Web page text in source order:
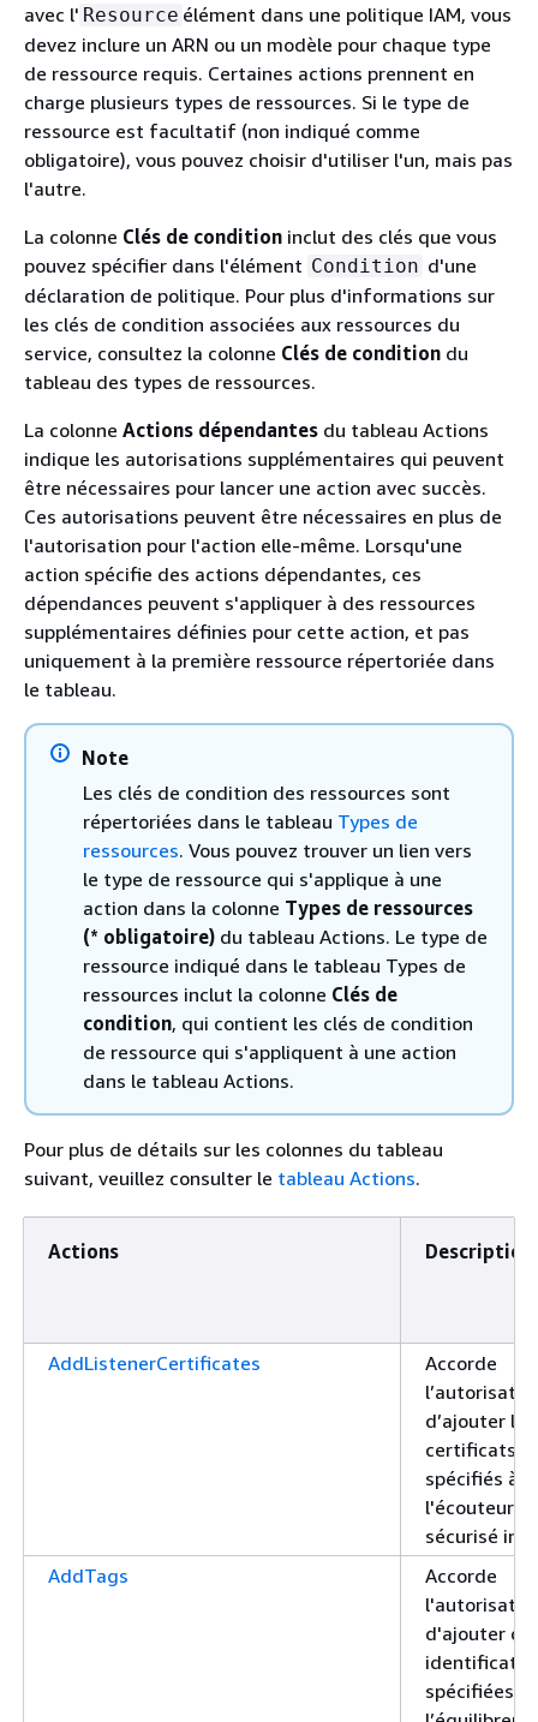
avec l' Resource élément dans une politique IAM, vous
devez inclure un ARN ou un modèle pour chaque type
de ressource requis. Certaines actions prennent en
charge plusieurs types de ressources. Si le type de
ressource est facultatif (non indiqué comme
obligatoire), vous pouvez choisir d'utiliser l'un, mais pas
l'autre.
La colonne Clés de condition inclut des clés que vous
pouvez spécifier dans l'élément Condition d'une
déclaration de politique. Pour plus d'informations sur
les clés de condition associées aux ressources du
service, consultez la colonne Clés de condition du
tableau des types de ressources.
La colonne Actions dépendantes du tableau Actions
indique les autorisations supplémentaires qui peuvent
être nécessaires pour lancer une action avec succès.
Ces autorisations peuvent être nécessaires en plus de
l'autorisation pour l'action elle-même. Lorsqu'une
action spécifie des actions dépendantes, ces
dépendances peuvent s'appliquer à des ressources
supplémentaires définies pour cette action, et pas
uniquement à la première ressource répertoriée dans
le tableau.
Note
Les clés de condition des ressources sont
répertoriées dans le tableau Types de
ressources. Vous pouvez trouver un lien vers
le type de ressource qui s'applique à une
action dans la colonne Types de ressources
(* obligatoire) du tableau Actions. Le type de
ressource indiqué dans le tableau Types de
ressources inclut la colonne Clés de
condition, qui contient les clés de condition
de ressource qui s'appliquent à une action
dans le tableau Actions.
Pour plus de détails sur les colonnes du tableau
suivant, veuillez consulter le tableau Actions.
Actions Description
AddListenerCertificates
Accorde
d’ajouter les
certificats
spécifiés à
l'écouteur
sécurisé
AddTags
Accorde
d'ajouter
spécifiées à